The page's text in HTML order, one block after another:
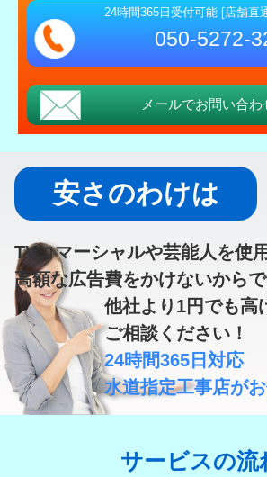
24時間365日受付可能 [店舗直
050-5272-
メールでお問い合わ
安さのわけは
TVコマーシャルや芸能人を使
高額な広告費をかけないからで
他社より 1円でも高
ご相談ください！
24時間365日対応
水道指定工事店が
サービスの流